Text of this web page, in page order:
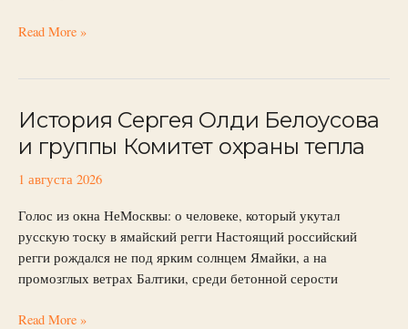
Read More »
История Сергея Олди Белоусова
и группы Комитет охраны тепла
1 августа 2026
Голос из окна НеМосквы: о человеке, который укутал
русскую тоску в ямайский регги Настоящий российский
регги рождался не под ярким солнцем Ямайки, а на
промозглых ветрах Балтики, среди бетонной серости
История
Олди
Белоусова
группы
Комитет
охраны
тепла
Read More »